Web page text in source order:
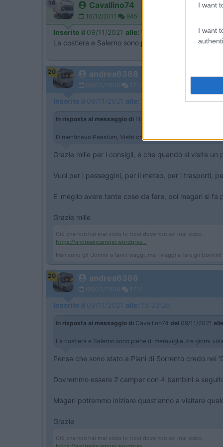
I want
I want
14 Cavallino74
10/12/2011 945
Inserito il 09/11/2021 alle: 14:12:29
La costiera e Salerno sono piene di meraviglie..tre
20 andrea6388
06/03/2006 1714
Inserito il 09/11/2021 alle:
In risposta al messaggio di Elletufo
Dimenticavo Paestum, Vietri che sta attaccata a Salerno, ....
Grazie mille per i consigli, è che quando si visita
Vuoi per i passeggini, per il meteo, per i trasporti,
E' meglio avere tante cose da fare, poi magari si
Grazie mille
Ciò che non hai mai visto lo trovi dove non sei mai stato.
https://andreaincamper.wordpres...
Non sono gli Uomini a fare i viaggi, ma i viaggi a fare gli Uomini!
20 andrea6388
06/03/2006 1714
Inserito il 09/11/2021 alle: 15:33:20
In risposta al messaggio di Cavallino74 del 09/11/2021 alle
La costiera e Salerno sono piene di meraviglie..tre giorni
Pensa che sono stato a Piani di Sorrento credo nel
Dovremmo essere 2 camper con 4 bambini a
Magari potremmo iniziare quest'anno a visitare
Grazie
Ciò che non hai mai visto lo trovi dove non sei mai stato.